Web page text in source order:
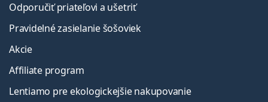
Odporučiť priateľovi a ušetriť
Pravidelné zasielanie šošoviek
Akcie
Affiliate program
Lentiamo pre ekologickejšie nakupovanie